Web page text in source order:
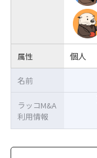
属性 個人
名前
ラッコM&A
利用情報